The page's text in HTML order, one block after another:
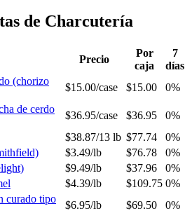
de Charcutería
Precio
Por
caja
7
días
(chorizo
$15.00/case $15.00
0%
de cerdo
$36.95/case $36.95
0%
$38.87/13 lb $77.74
0%
$3.49/lb $76.78
0%
$9.49/lb $37.96
0%
$4.39/lb $109.75 0%
curado tipo
$6.95/lb $69.50
0%